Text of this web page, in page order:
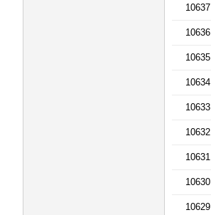
10637
10636
10635
10634
10633
10632
10631
10630
10629